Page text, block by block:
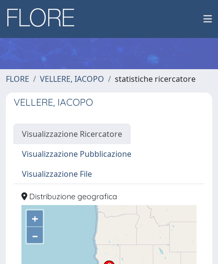
FLORE VELLERE, IACOPO statistiche ricercatore
VELLERE, IACOPO
Visualizzazione Ricercatore
Visualizzazione Pubblicazione
Visualizzazione File
Distribuzione geografica
+
–